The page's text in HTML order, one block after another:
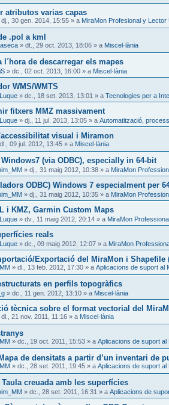
atributos varias capas
dj., 30 gen. 2014, 15:55 » a MiraMon Profesional y
.pol a kml
» dt., 29 oct. 2013, 18:06 » a Miscel·lània
l´hora de descarregar els mapes
» dc., 02 oct. 2013, 16:00 » a Miscel·lània
WMS/WMTS
» dc., 18 set. 2013, 13:01 » a Tecnologies per a
fitxers MMZ massivament
» dj., 11 jul. 2013, 13:05 » a Automatització,
visual i Miramon
dl., 09 jul. 2012, 13:45 » a Miscel·lània
(via ODBC), especially in 64-bit
» dj., 31 maig 2012, 10:38 » a MiraMon
ODBC) Windows 7 especialment per
» dj., 31 maig 2012, 10:35 » a MiraMon
i KMZ, Garmin Custom Maps
» dv., 11 maig 2012, 20:14 » a MiraMon
reals
» dc., 09 maig 2012, 12:07 » a MiraMon
Exportació del MiraMon i Shapefile
» dl., 13 feb. 2012, 17:30 » a Aplicacions de suport al
en perfils topogràfics
» dc., 11 gen. 2012, 13:10 » a Miscel·lània
tècnica sobre el format vectorial del
dl., 21 nov. 2011, 11:16 » a Miscel·lània
» dc., 19 oct. 2011, 15:53 » a Aplicacions de suport al
de densitats a partir d’un inventari de
» dc., 28 set. 2011, 19:45 » a Aplicacions de suport al
Taula creuada amb les superfícies
» dc., 28 set. 2011, 16:31 » a Aplicacions de